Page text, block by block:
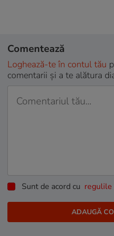
Comentează
Loghează-te în contul tău
comentarii și a te alătura
Sunt de acord cu regulile